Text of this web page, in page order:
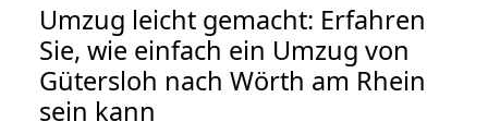
Umzug leicht gemacht: Erfahren
Sie, wie einfach ein Umzug von
Gütersloh nach Wörth am Rhein
sein kann